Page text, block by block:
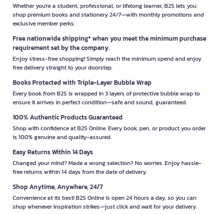
Whether you're a student, professional, or lifelong learner, B2S lets you
shop premium books and stationery 24/7—with monthly promotions and
exclusive member perks.
Free nationwide shipping* when you meet the minimum purchase
requirement set by the company.
Enjoy stress-free shopping! Simply reach the minimum spend and enjoy
free delivery straight to your doorstep.
Books Protected with Triple-Layer Bubble Wrap
Every book from B2S is wrapped in 3 layers of protective bubble wrap to
ensure it arrives in perfect condition—safe and sound, guaranteed.
100% Authentic Products Guaranteed
Shop with confidence at B2S Online. Every book, pen, or product you order
is 100% genuine and quality-assured.
Easy Returns Within 14 Days
Changed your mind? Made a wrong selection? No worries. Enjoy hassle-
free returns within 14 days from the date of delivery.
Shop Anytime, Anywhere, 24/7
Convenience at its best! B2S Online is open 24 hours a day, so you can
shop whenever inspiration strikes—just click and wait for your delivery.